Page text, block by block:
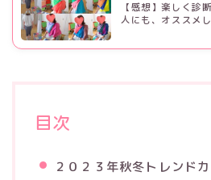
【感想】楽しく診
人にも、オススメ
目次
２０２３年秋冬トレンド